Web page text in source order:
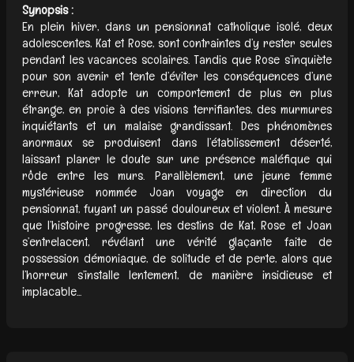
Synopsis :
En plein hiver, dans un pensionnat catholique isolé, deux
adolescentes, Kat et Rose, sont contraintes d’y rester seules
pendant les vacances scolaires. Tandis que Rose s’inquiète
pour son avenir et tente d’éviter les conséquences d’une
erreur, Kat adopte un comportement de plus en plus
étrange, en proie à des visions terrifiantes, des murmures
inquiétants et un malaise grandissant. Des phénomènes
anormaux se produisent dans l’établissement déserté,
laissant planer le doute sur une présence maléfique qui
rôde entre les murs. Parallèlement, une jeune femme
mystérieuse nommée Joan voyage en direction du
pensionnat, fuyant un passé douloureux et violent. À mesure
que l’histoire progresse, les destins de Kat, Rose et Joan
s’entrelacent, révélant une vérité glaçante faite de
possession démoniaque, de solitude et de perte, alors que
l’horreur s’installe lentement, de manière insidieuse et
implacable...